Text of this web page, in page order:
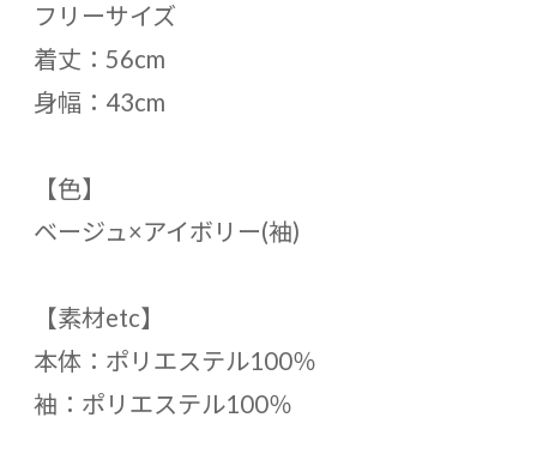
フリーサイズ
着丈：56cm
身幅：43cm
【色】
ベージュ×アイボリー(袖)
【素材etc】
本体：ポリエステル100％
袖：ポリエステル100％